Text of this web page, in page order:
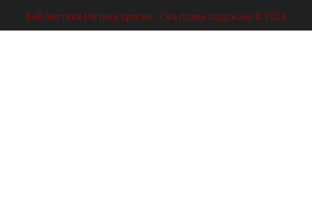
Библиотека Матице српске - Сва права задржана.© 2026